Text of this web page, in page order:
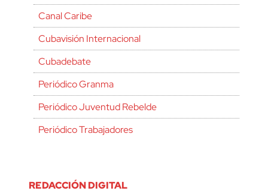
Canal Caribe
Cubavisión Internacional
Cubadebate
Periódico Granma
Periódico Juventud Rebelde
Periódico Trabajadores
REDACCIÓN DIGITAL